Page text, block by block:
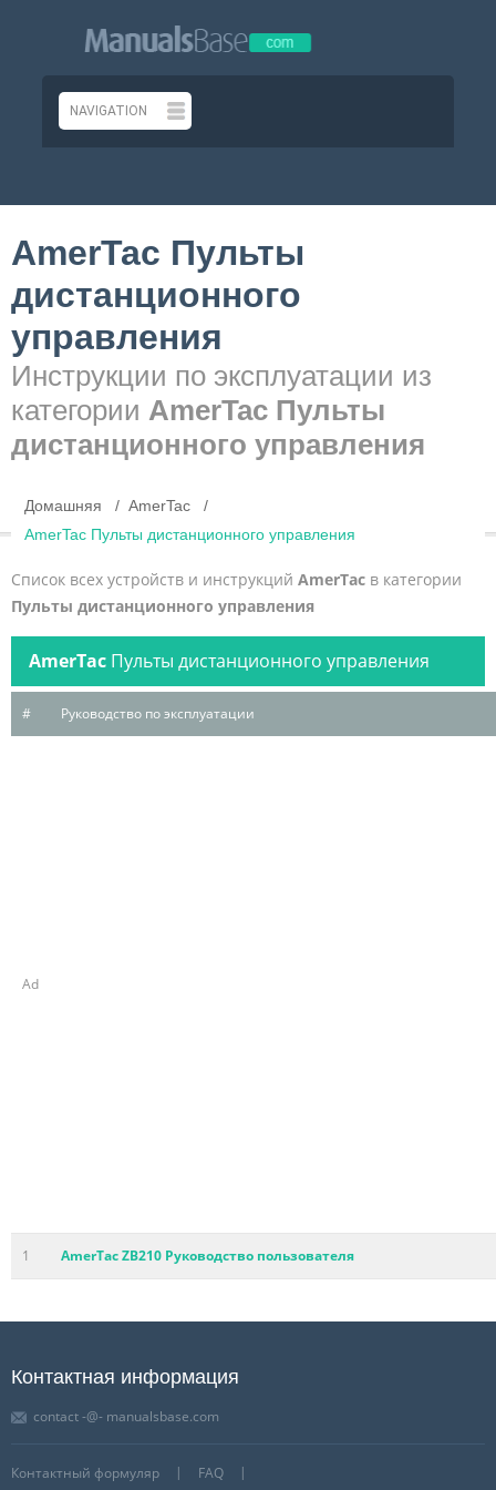
AmerTac Пульты
дистанционного
управления
Инструкции по эксплуатации из
категории AmerTac Пульты
дистанционного управления
Домашняя
AmerTac
AmerTac Пульты дистанционного управления
Список всех устройств и инструкций AmerTac в категории
Пульты дистанционного управления
AmerTac Пульты дистанционного управления
# Руководство по эксплуатации
Ad
1 AmerTac ZB210 Руководство пользователя
Контактная информация
contact -@- manualsbase.com
Контактный формуляр FAQ